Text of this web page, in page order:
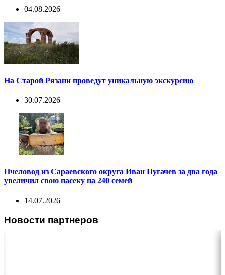
04.08.2026
На Старой Рязани проведут уникальную экскурсию
30.07.2026
Пчеловод из Сараевского округа Иван Пугачев за два года
увеличил свою пасеку на 240 семей
14.07.2026
Новости партнеров